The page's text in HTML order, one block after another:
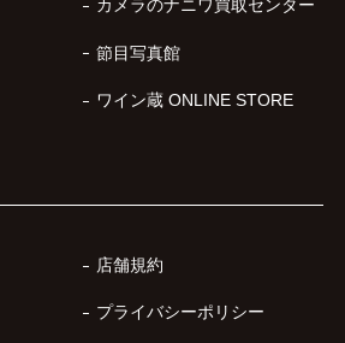
カメラのナニワ買取センター
節目写真館
ワイン蔵 ONLINE STORE
店舗規約
プライバシーポリシー